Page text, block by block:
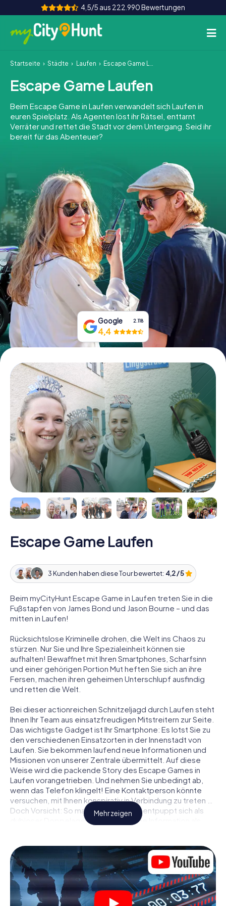
4,5/5 aus 222.990 Bewertungen
So funktioniert's
Städte
Touren
Teamevent
INT AT CH
DE
ES
FR UK
IE
IT
NL
Tickets buchen
Gutscheine bestellen
Startseite Städte Laufen Escape Game Laufen
Escape Game Laufen
Beim Escape Game in Laufen verwandelt sich Laufen in
euren Spielplatz. Als Agenten löst ihr Rätsel, enttarnt
Verräter und rettet die Stadt vor dem Untergang. Seid ihr
bereit für das Abenteuer?
Google 2.118
4,4
Escape Game Laufen
3 Kunden haben diese Tour bewertet: 4,2 / 5
Beim myCityHunt Escape Game in Laufen treten Sie in die
Fußstapfen von James Bond und Jason Bourne – und das
mitten in Laufen!
Rücksichtslose Kriminelle drohen, die Welt ins Chaos zu
stürzen. Nur Sie und Ihre Spezialeinheit können sie
aufhalten! Bewaffnet mit Ihren Smartphones, Scharfsinn
und einer gehörigen Portion Mut heften Sie sich an ihre
Fersen, machen ihren geheimen Unterschlupf ausfindig
und retten die Welt.
Bei dieser actionreichen Schnitzeljagd durch Laufen steht
Ihnen Ihr Team aus einsatzfreudigen Mitstreitern zur Seite.
Das wichtigste Gadget ist Ihr Smartphone: Es lotst Sie zu
den verschiedenen Einsatzorten in der Innenstadt von
Laufen. Sie bekommen laufend neue Informationen und
Missionen von unserer Zentrale übermittelt. Auf diese
Weise wird die packende Story des Escape Games in
Laufen vorangetrieben. Und nehmen Sie unbedingt ab,
wenn das Telefon klingelt! Eine Kontaktperson könnte
versuchen, mit Ihnen konspirativ in Verbindung zu treten …
Doch Vorsicht: So mancher Informant entpuppt sich als
dubioser Doppelagent und so manche Information als
Sie niemandem!
Anders als in einem klassischen Escape Room in Laufen
sind Sie also nicht in ein Zimmer eingesperrt, aus dem Sie
sich in einem vorgegebenen Zeitfenster befreien
müssen. Diese Smartphone Schnitzeljagd erklärt ganz
Mehr zeigen